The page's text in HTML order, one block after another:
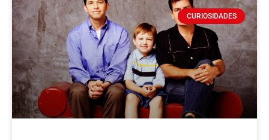
CURIOSIDADES